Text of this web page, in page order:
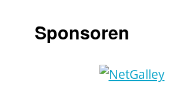
Sponsoren